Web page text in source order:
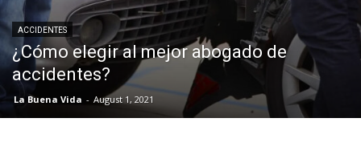
ACCIDENTES
¿Cómo elegir al mejor abogado de
accidentes?
La Buena Vida - August 1, 2021